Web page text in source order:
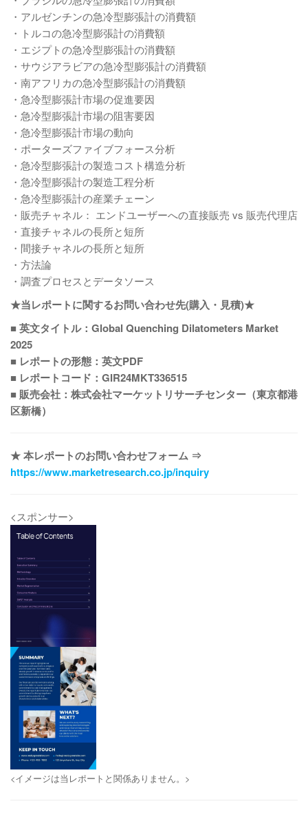
・アルゼンチンの急冷型膨張計の消費額
・トルコの急冷型膨張計の消費額
・エジプトの急冷型膨張計の消費額
・サウジアラビアの急冷型膨張計の消費額
・南アフリカの急冷型膨張計の消費額
・急冷型膨張計市場の促進要因
・急冷型膨張計市場の阻害要因
・急冷型膨張計市場の動向
・ポーターズファイブフォース分析
・急冷型膨張計の製造コスト構造分析
・急冷型膨張計の製造工程分析
・急冷型膨張計の産業チェーン
・販売チャネル： エンドユーザーへの直接販売 vs 販売代理店
・直接チャネルの長所と短所
・間接チャネルの長所と短所
・方法論
・調査プロセスとデータソース
★当レポートに関するお問い合わせ先(購入・見積)★
■ 英文タイトル：Global Quenching Dilatometers Market
2025
■ レポートの形態：英文PDF
■ レポートコード：GIR24MKT336515
■ 販売会社：株式会社マーケットリサーチセンター（東京都港
区新橋）
★ 本レポートのお問い合わせフォーム ⇒
https://www.marketresearch.co.jp/inquiry
<スポンサー>
<イメージは当レポートと関係ありません。>